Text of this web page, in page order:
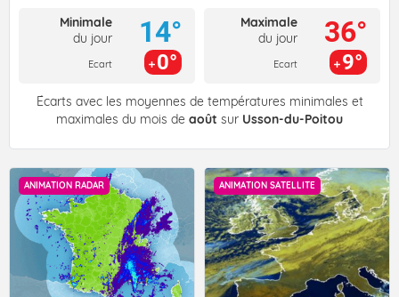
Minimale
du jour
Ecart
14°
0°
Maximale
du jour
Ecart
36°
9°
Écarts avec les moyennes de températures minimales et
maximales du mois de août sur Usson-du-Poitou
ANIMATION RADAR ANIMATION SATELLITE